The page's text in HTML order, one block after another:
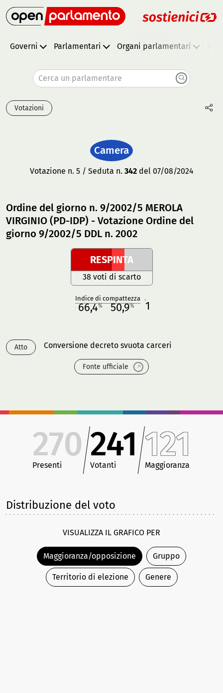
Governi Parlamentari Organi parlamentari
Cerca un parlamentare
Votazioni
Camera
Votazione n. 5 / Seduta n. 342del 07/08/2024
Ordine del giorno n. 9/2002/5 MEROLA
VIRGINIO (PD-IDP) - Votazione Ordine del
giorno 9/2002/5 DDL n. 2002
RESPINTA
38 voti di scarto
Indice di compattezza
66,4% 50,9% 1
Atto Conversione decreto svuota carceri
Fonte ufficiale
270
Presenti
241
Votanti
121
Maggioranza
Distribuzione del voto
VISUALIZZA IL GRAFICO PER
Maggioranza/opposizione Gruppo
Territorio di elezione Genere